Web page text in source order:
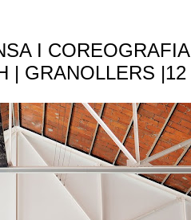
I
| GRANOLLERS |12